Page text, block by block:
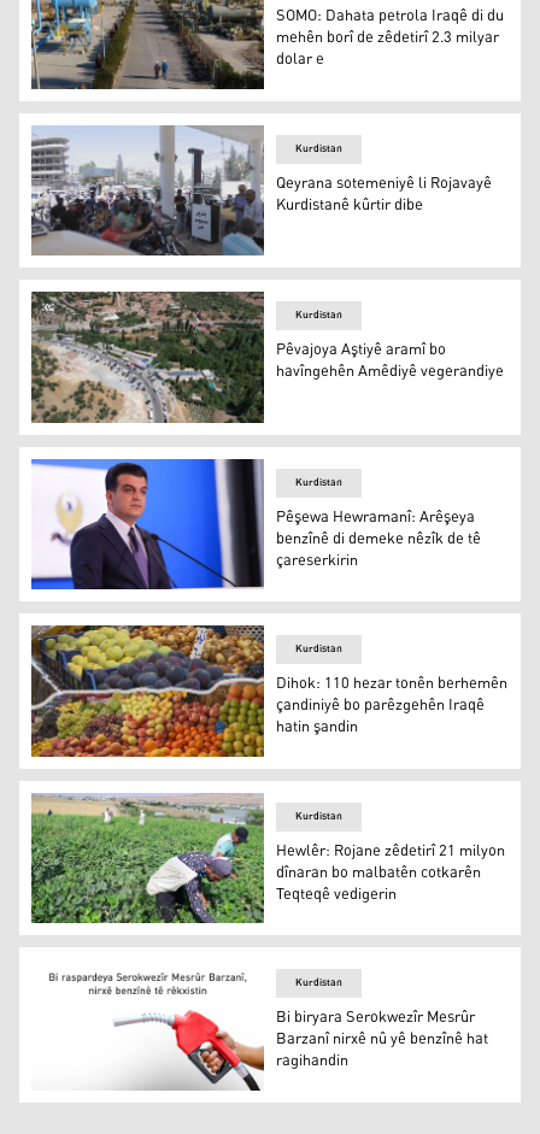
SOMO: Dahata petrola Iraqê di du
mehên borî de zêdetirî 2.3 milyar
dolar e
Kurdistan
Qeyrana sotemeniyê li Rojavayê
Kurdistanê kûrtir dibe
Kurdistan
Pêvajoya Aştiyê aramî bo
havîngehên Amêdiyê vegerandiye
Pêşewa Hewramanî
Kurdistan
Pêşewa Hewramanî: Arêşeya
benzînê di demeke nêzîk de tê
çareserkirin
Kurdistan
Dihok: 110 hezar tonên berhemên
çandiniyê bo parêzgehên Iraqê
hatin şandin
Teqteq
Kurdistan
Hewlêr: Rojane zêdetirî 21 milyon
dînaran bo malbatên cotkarên
Teqteqê vedigerin
Kurdistan
Bi biryara Serokwezîr Mesrûr
Barzanî nirxê nû yê benzînê hat
ragihandin